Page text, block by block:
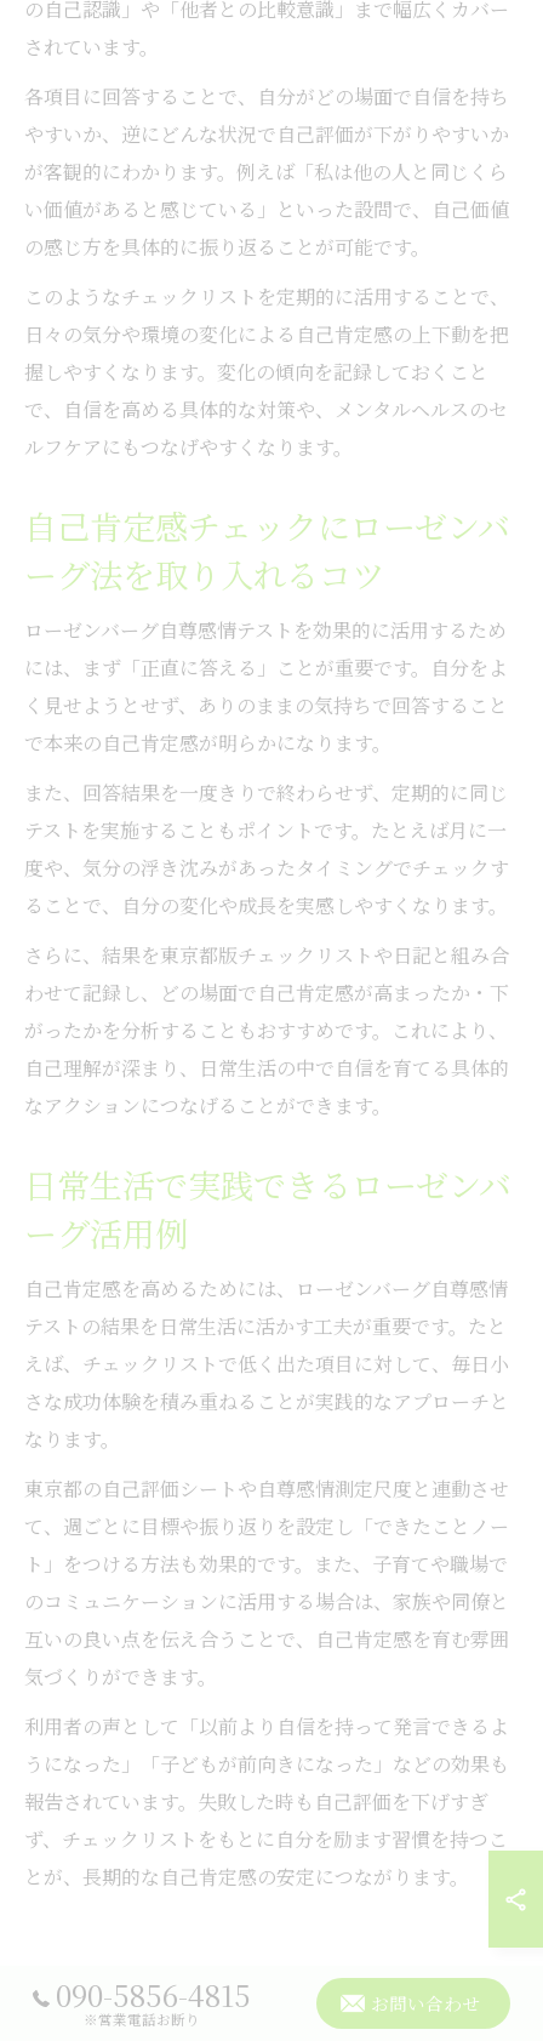
の自己認識」や「他者との比較意識」まで幅広くカバー
されています。
各項目に回答することで、自分がどの場面で自信を持ち
やすいか、逆にどんな状況で自己評価が下がりやすいか
が客観的にわかります。例えば「私は他の人と同じくら
い価値があると感じている」といった設問で、自己価値
の感じ方を具体的に振り返ることが可能です。
このようなチェックリストを定期的に活用することで、
日々の気分や環境の変化による自己肯定感の上下動を把
握しやすくなります。変化の傾向を記録しておくこと
で、自信を高める具体的な対策や、メンタルヘルスのセ
ルフケアにもつなげやすくなります。
自己肯定感チェックにローゼンバ
ーグ法を取り入れるコツ
ローゼンバーグ自尊感情テストを効果的に活用するため
には、まず「正直に答える」ことが重要です。自分をよ
く見せようとせず、ありのままの気持ちで回答すること
で本来の自己肯定感が明らかになります。
また、回答結果を一度きりで終わらせず、定期的に同じ
テストを実施することもポイントです。たとえば月に一
度や、気分の浮き沈みがあったタイミングでチェックす
ることで、自分の変化や成長を実感しやすくなります。
さらに、結果を東京都版チェックリストや日記と組み合
わせて記録し、どの場面で自己肯定感が高まったか・下
がったかを分析することもおすすめです。これにより、
自己理解が深まり、日常生活の中で自信を育てる具体的
なアクションにつなげることができます。
日常生活で実践できるローゼンバ
ーグ活用例
自己肯定感を高めるためには、ローゼンバーグ自尊感情
テストの結果を日常生活に活かす工夫が重要です。たと
えば、チェックリストで低く出た項目に対して、毎日小
さな成功体験を積み重ねることが実践的なアプローチと
なります。
東京都の自己評価シートや自尊感情測定尺度と連動させ
て、週ごとに目標や振り返りを設定し「できたことノー
ト」をつける方法も効果的です。また、子育てや職場で
のコミュニケーションに活用する場合は、家族や同僚と
互いの良い点を伝え合うことで、自己肯定感を育む雰囲
気づくりができます。
利用者の声として「以前より自信を持って発言できるよ
うになった」「子どもが前向きになった」などの効果も
報告されています。失敗した時も自己評価を下げすぎ
ず、チェックリストをもとに自分を励ます習慣を持つこ
とが、長期的な自己肯定感の安定につながります。
自尊感情測定尺度で自信度を見直す
日々へ
090-5856-4815
※営業電話お断り
お問い合わせ